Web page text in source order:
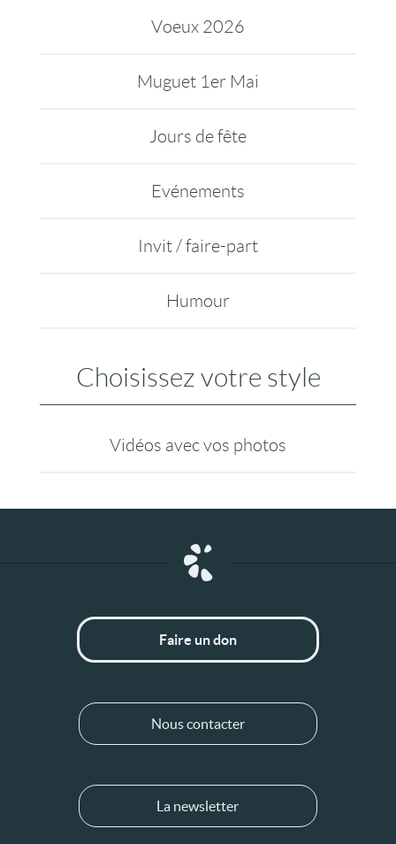
Voeux 2026
Muguet 1er Mai
Jours de fête
Evénements
Invit / faire-part
Humour
Choisissez votre style
Vidéos avec vos photos
Faire un don
Nous contacter
La newsletter